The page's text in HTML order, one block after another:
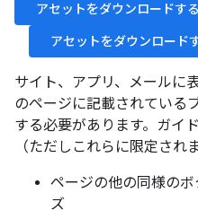
アセットをダウンロードす
アセットをダウンロード
サイト、アプリ、メールに
のページに記載されている
する必要があります。ガイ
（ただしこれらに限定され
ページの他の同様の
ズ